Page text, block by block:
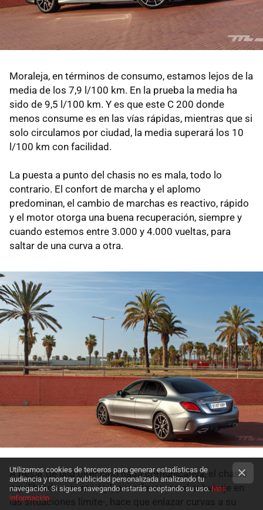
Moraleja, en términos de consumo, estamos lejos de la
media de los 7,9 l/100 km. En la prueba la media ha
sido de 9,5 l/100 km. Y es que este C 200 donde
menos consume es en las vías rápidas, mientras que si
solo circulamos por ciudad, la media superará los 10
l/100 km con facilidad.
La puesta a punto del chasis no es mala, todo lo
contrario. El confort de marcha y el aplomo
predominan, el cambio de marchas es reactivo, rápido
y el motor otorga una buena recuperación, siempre y
cuando estemos entre 3.000 y 4.000 vueltas, para
saltar de una curva a otra.
A pesar de una dirección nada comunicativa, el chasis
equilibrado -sin ser ágil, pues favorece el subviraje en
las situaciones límite-, hace que enlazar curvas a su
Utilizamos cookies de terceros para generar estadísticas de
audiencia y mostrar publicidad personalizada analizando tu
navegación. Si sigues navegando estarás aceptando su uso.Más
información